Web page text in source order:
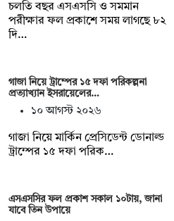
চলতি বছর এসএসসি ও সমমান
পরীক্ষার ফল প্রকাশে সময় লাগছে ৮২
দি…
গাজা নিয়ে ট্রাম্পের ১৫ দফা পরিকল্পনা
প্রত্যাখ্যান ইসরায়েলের…
১০ আগস্ট ২০২৬
গাজা নিয়ে মার্কিন প্রেসিডেন্ট ডোনাল্ড
ট্রাম্পের ১৫ দফা পরিক…
এসএসসির ফল প্রকাশ সকাল ১০টায়, জানা
যাবে তিন উপায়ে